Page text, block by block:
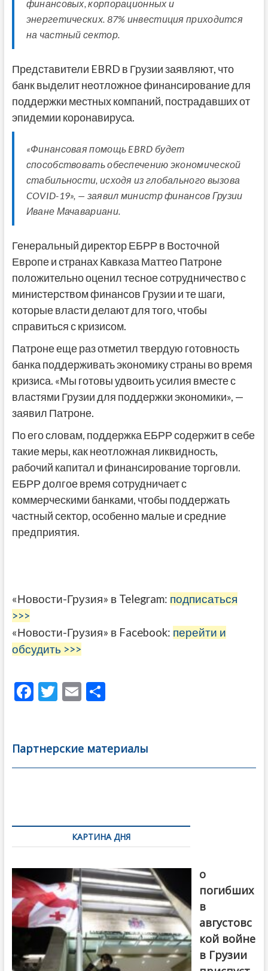
финансовых, корпорационных и
энергетических. 87% инвестиция приходится
на частный сектор.
Представители EBRD в Грузии заявляют, что
банк выделит неотложное финансирование для
поддержки местных компаний, пострадавших от
эпидемии коронавируса.
«Финансовая помощь EBRD будет
способствовать обеспечению экономической
стабильности, исходя из глобального вызова
COVID-19», — заявил министр финансов Грузии
Иване Мачавариани.
Генеральный директор ЕБРР в Восточной
Европе и странах Кавказа Маттео Патроне
положительно оценил тесное сотрудничество с
министерством финансов Грузии и те шаги,
которые власти делают для того, чтобы
справиться с кризисом.
Патроне еще раз отметил твердую готовность
банка поддерживать экономику страны во время
кризиса. «Мы готовы удвоить усилия вместе с
властями Грузии для поддержки экономики», —
заявил Патроне.
По его словам, поддержка ЕБРР содержит в себе
такие меры, как неотложная ликвидность,
рабочий капитал и финансирование торговли.
ЕБРР долгое время сотрудничает с
коммерческими банками, чтобы поддержать
частный сектор, особенно малые и средние
предприятия.
«Новости-Грузия» в Telegram: подписаться
>>>
«Новости-Грузия» в Facebook: перейти и
обсудить >>>
F
b
o
T
er
E
l
О
а
в
Партнерские материалы
по
записямКАРТИНА ДНЯ
о
погибших
в
августовс
кой войне
в Грузии